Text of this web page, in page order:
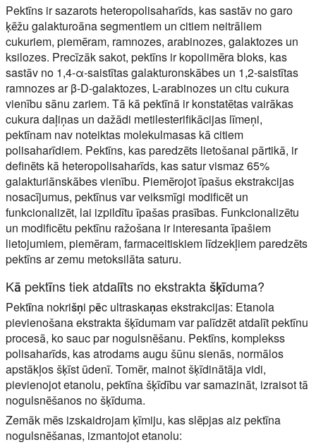
Pektīns ir sazarots heteropolisaharīds, kas sastāv no garo
ķēžu galakturoāna segmentiem un citiem neitrāliem
cukuriem, piemēram, ramnozes, arabinozes, galaktozes un
ksilozes. Precīzāk sakot, pektīns ir kopolimēra bloks, kas
sastāv no 1,4-α-saistītas galakturonskābes un 1,2-saistītas
ramnozes ar β-D-galaktozes, L-arabinozes un citu cukura
vienību sānu zariem. Tā kā pektīnā ir konstatētas vairākas
cukura daļiņas un dažādi metilesterifikācijas līmeņi,
pektīnam nav noteiktas molekulmasas kā citiem
polisaharīdiem. Pektīns, kas paredzēts lietošanai pārtikā, ir
definēts kā heteropolisaharīds, kas satur vismaz 65%
galakturiānskābes vienību. Piemērojot īpašus ekstrakcijas
nosacījumus, pektīnus var veiksmīgi modificēt un
funkcionalizēt, lai izpildītu īpašas prasības. Funkcionalizētu
un modificētu pektīnu ražošana ir interesanta īpašiem
lietojumiem, piemēram, farmaceitiskiem līdzekļiem paredzēts
pektīns ar zemu metoksilāta saturu.
Kā pektīns tiek atdalīts no ekstrakta šķīduma?
Pektīna nokrišņi pēc ultraskaņas ekstrakcijas: Etanola
pievienošana ekstrakta šķīdumam var palīdzēt atdalīt pektīnu
procesā, ko sauc par nogulsnēšanu. Pektīns, komplekss
polisaharīds, kas atrodams augu šūnu sienās, normālos
apstākļos šķīst ūdenī. Tomēr, mainot šķīdinātāja vidi,
pievienojot etanolu, pektīna šķīdību var samazināt, izraisot tā
nogulsnēšanos no šķīduma.
Zemāk mēs izskaidrojam ķīmiju, kas slēpjas aiz pektīna
nogulsnēšanas, izmantojot etanolu: